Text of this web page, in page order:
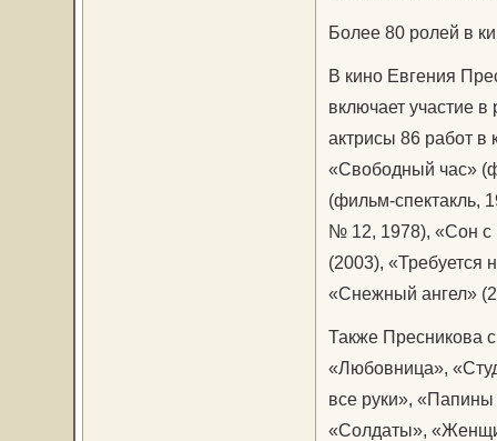
Более 80 ролей в
В кино Евгения
включает участие в
актрисы 86 работ в
«Свободный час»
(фильм-спектакль,
№ 12, 1978), «Сон с
(2003), «Требуется
«Снежный ангел»
Также Пресникова
«Любовница»,
все руки»,
«Солдаты»,